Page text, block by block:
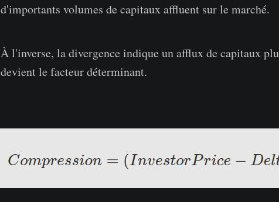
d'importants volumes de capitaux affluent sur le marché.
À l'inverse, la divergence indique un afflux de capitaux
devient le facteur déterminant.